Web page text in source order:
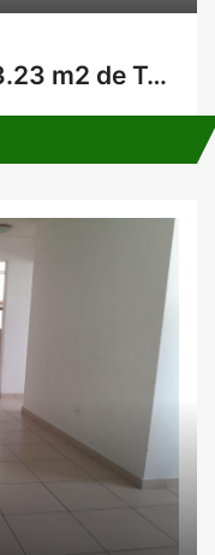
Gran Oportunidad: 1923.23 m2 de Terreno con Casa en Excelente Ubicación.